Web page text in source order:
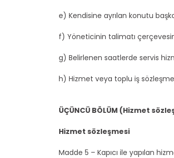
e) Kendisine ayrılan konutu
f) Yöneticinin talimatı
g) Belirlenen saatlerde servis
h) Hizmet veya toplu iş
ÜÇÜNCÜ BÖLÜM (Hizmet
Hizmet sözleşmesi
Madde 5 – Kapıcı ile yapılan